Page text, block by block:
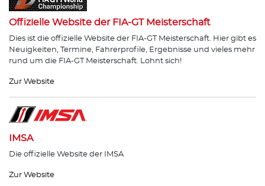
Offizielle Website der FIA-GT Meisterschaft
Dies ist die offizielle Website der FIA-GT Meisterschaft. Hier gibt es
Neuigkeiten, Termine, Fahrerprofile, Ergebnisse und vieles mehr
rund um die FIA-GT Meisterschaft. Lohnt sich!
Zur Website
IMSA
Die offizielle Website der IMSA
Zur Website